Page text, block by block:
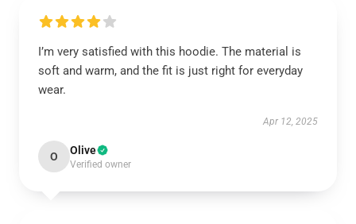
I’m very satisfied with this hoodie. The material is
soft and warm, and the fit is just right for everyday
wear.
Apr 12, 2025
O Olive
Verified owner